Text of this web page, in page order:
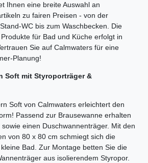
Ihnen eine breite Auswahl an
zu fairen Preisen - von der
WC bis zum Waschbecken. Die
für Bad und Küche erfolgt in
Sie auf Calmwaters für eine
Planung!
Soft mit Styroporträger &
Soft von Calmwaters erleichtert den
Passend zur Brausewanne erhalten
einen Duschwannenträger. Mit den
von 80 x 80 cm schmiegt sich die
Bad. Zur Montage betten Sie die
aus isolierendem Styropor.